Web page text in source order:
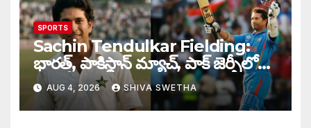
SPORTS
Sachin Tendulkar Fielding:
భారత్, పాకిస్థాన్ మ్యాచ్, పాక్ జెర్సీలో
బరిలోకి దిగిన సచిన్…
AUG 4, 2026 SHIVA SWETHA